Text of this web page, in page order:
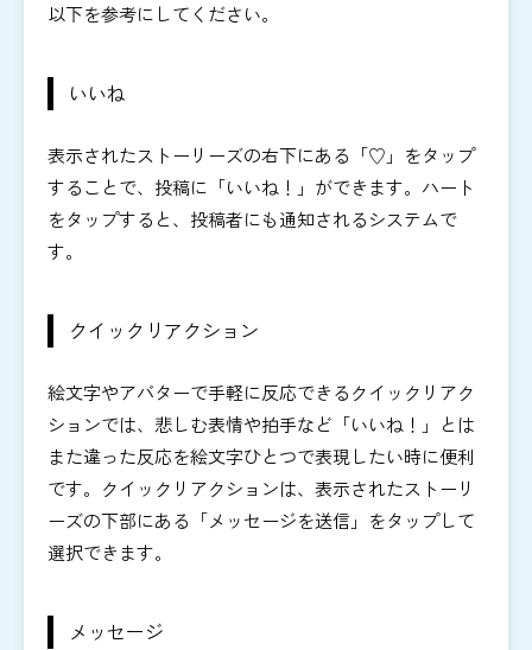
以下を参考にしてください。
いいね
表示されたストーリーズの右下にある「♡」をタップ
することで、投稿に「いいね！」ができます。ハート
をタップすると、投稿者にも通知されるシステムで
す。
クイックリアクション
絵文字やアバターで手軽に反応できるクイックリアク
ションでは、悲しむ表情や拍手など「いいね！」とは
また違った反応を絵文字ひとつで表現したい時に便利
です。クイックリアクションは、表示されたストーリ
ーズの下部にある「メッセージを送信」をタップして
選択できます。
メッセージ